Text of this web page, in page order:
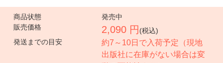
商品状態
発売中
販売価格
2,090 円 (税込)
発送までの目安
約7～10日で入荷予定（現地
出版社に在庫がない場合は変